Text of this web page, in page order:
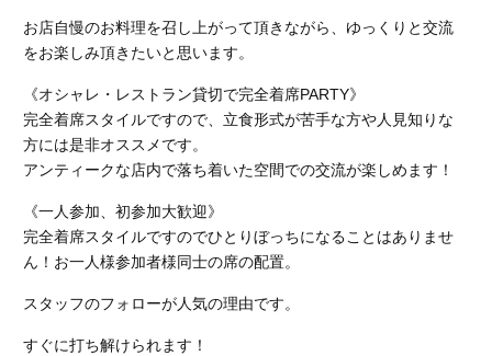
お店自慢のお料理を召し上がって頂きながら、ゆっくりと交流
をお楽しみ頂きたいと思います。
《オシャレ・レストラン貸切で完全着席PARTY》
完全着席スタイルですので、立食形式が苦手な方や人見知りな
方には是非オススメです。
アンティークな店内で落ち着いた空間での交流が楽しめます！
《一人参加、初参加大歓迎》
完全着席スタイルですのでひとりぼっちになることはありませ
ん！お一人様参加者様同士の席の配置。
スタッフのフォローが人気の理由です。
すぐに打ち解けられます！